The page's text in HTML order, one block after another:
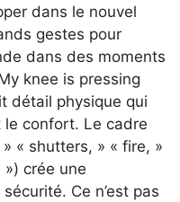
dans le nouvel
gestes pour
dans des moments
knee is pressing
détail physique qui
confort. Le cadre
« shutters, » « fire, »
crée une
Ce n’est pas